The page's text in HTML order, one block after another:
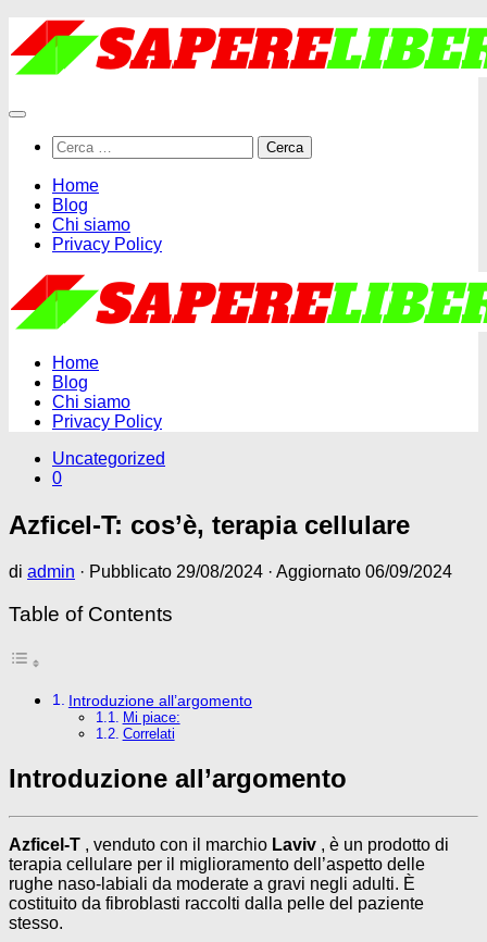
Salta
al
contenuto
Ricerca
per:
Home
Blog
Chi siamo
Privacy Policy
Home
Blog
Chi siamo
Privacy Policy
Uncategorized
0
Azficel-T: cos’è, terapia cellulare
di admin · Pubblicato 29/08/2024 · Aggiornato 06/09/2024
Table of Contents
Introduzione all’argomento
Mi piace:
Correlati
Introduzione all’argomento
Azficel-T , venduto con il marchio Laviv , è un prodotto di
terapia cellulare per il miglioramento dell’aspetto delle
rughe naso-labiali da moderate a gravi negli adulti. È
costituito da fibroblasti raccolti dalla pelle del paziente
stesso.